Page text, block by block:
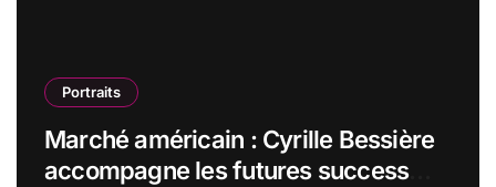
Portraits
Marché américain : Cyrille Bessière
accompagne les futures success